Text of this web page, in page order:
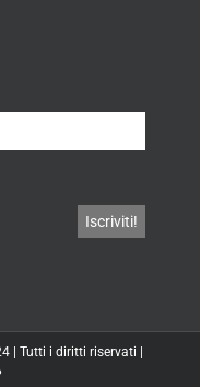
| Tutti i diritti riservati |